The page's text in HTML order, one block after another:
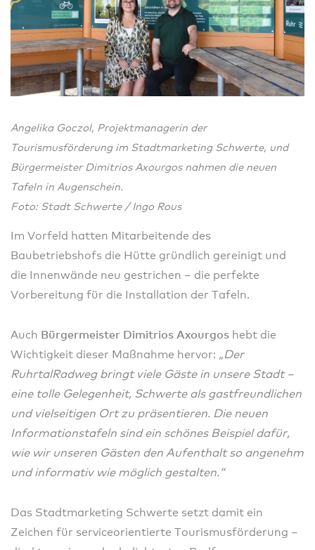
Angelika Goczol, Projektmanagerin der
Tourismusförderung im Stadtmarketing Schwerte, und
Bürgermeister Dimitrios Axourgos nahmen die neuen
Tafeln in Augenschein.
Foto: Stadt Schwerte / Ingo Rous
Im Vorfeld hatten Mitarbeitende des
Baubetriebshofs die Hütte gründlich gereinigt und
die Innenwände neu gestrichen – die perfekte
Vorbereitung für die Installation der Tafeln.
Auch Bürgermeister Dimitrios Axourgos hebt die
Wichtigkeit dieser Maßnahme hervor: „Der
RuhrtalRadweg bringt viele Gäste in unsere Stadt –
eine tolle Gelegenheit, Schwerte als gastfreundlichen
und vielseitigen Ort zu präsentieren. Die neuen
Informationstafeln sind ein schönes Beispiel dafür,
wie wir unseren Gästen den Aufenthalt so angenehm
und informativ wie möglich gestalten.“
Das Stadtmarketing Schwerte setzt damit ein
Zeichen für serviceorientierte Tourismusförderung –